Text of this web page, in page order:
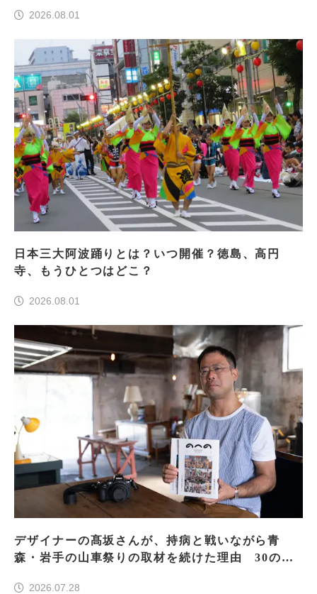
2026.08.01
日本三大阿波踊りとは？いつ開催？徳島、高円
寺、もうひとつはどこ？
2026.08.01
デザイナーの髙坂さんが、持病と戦いながら青
森・岩手の山車祭りの取材を続けた理由 30の山
2026.07.28